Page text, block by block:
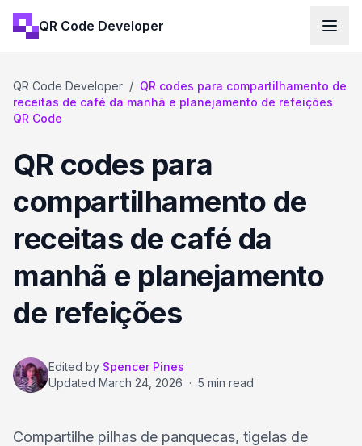
QR Code Developer
QR Code Developer / QR codes para compartilhamento de
receitas de café da manhã e planejamento de refeições
QR Code
QR codes para
compartilhamento de
receitas de café da
manhã e planejamento
de refeições
Edited by Spencer Pines
Updated March 24, 2026 · 5 min read
Compartilhe pilhas de panquecas, tigelas de